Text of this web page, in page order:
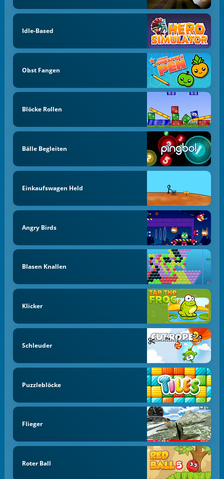
Idle-Based
Obst Fangen
Blöcke Rollen
Bälle Begleiten
Einkaufswagen Held
Angry Birds
Blasen Knallen
Klicker
Schleuder
Puzzleblöcke
Flieger
Roter Ball